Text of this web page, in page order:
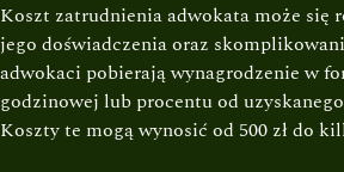
Koszt zatrudnienia adwokata może się
jego doświadczenia oraz
adwokaci pobierają wynagrodzenie w
godzinowej lub procentu od
Koszty te mogą wynosić od 500 zł do